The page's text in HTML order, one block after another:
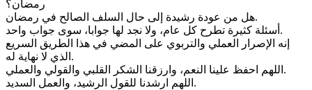
رمضان؟
هل من عودة رشيدة إلى حال السلف الصالح في رمضان.
أسئلة كثيرة تطرح كل عام، ولا نجد لها جوابا، سوى جواب واحد.
إنه الإصرار العملي والتربوي على المضي في هذا الطريق السريع
الذي لا نهاية له.
اللهم احفظ علينا النعم، وارزقنا الشكر القلبي والقولي والعملي.
اللهم ارشدنا للقول الرشيد، والعمل السديد.